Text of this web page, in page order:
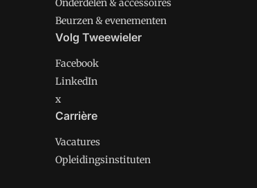
Onderdelen & accessoires
Beurzen & evenementen
Volg Tweewieler
Facebook
LinkedIn
x
Carrière
Vacatures
Opleidingsinstituten